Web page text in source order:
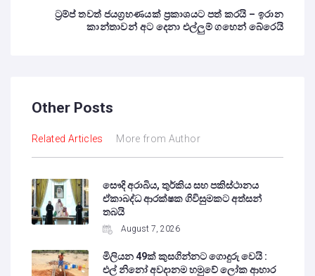
ට්‍රම්ප් තවත් ජයග්‍රහණයක් ප්‍රකාශයට පත් කරයි – ඉරාන
කාන්තාවන් අට දෙනා එල්ලුම් ගහෙන් බේරෙයි
Other Posts
Related Articles More from Author
සෞදි අරාබිය, තුර්කිය සහ පකිස්ථානය
ඒකාබද්ධ ආරක්ෂක ගිවිසුමකට අත්සන්
තබයි
August 7, 2026
මිලියන 49ක් කුසගින්නට ගොදුරු වෙයි :
එල් නිනෝ අවදානම හමුවේ ලෝක ආහාර